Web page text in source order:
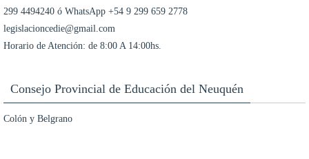
299 4494240 ó WhatsApp +54 9 299 659 2778
legislacioncedie@gmail.com
Horario de Atención: de 8:00 A 14:00hs.
Consejo Provincial de Educación del Neuquén
Colón y Belgrano